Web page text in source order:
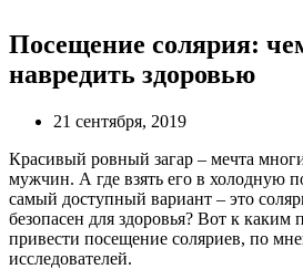
Посещение солярия:
навредить здоровью
21 сентября, 2019
Красивый ровный загар – мечта
мужчин. А где взять его в холодную
самый доступный вариант – это
безопасен для здоровья? Вот к каким
привести посещение соляриев, по
исследователей.